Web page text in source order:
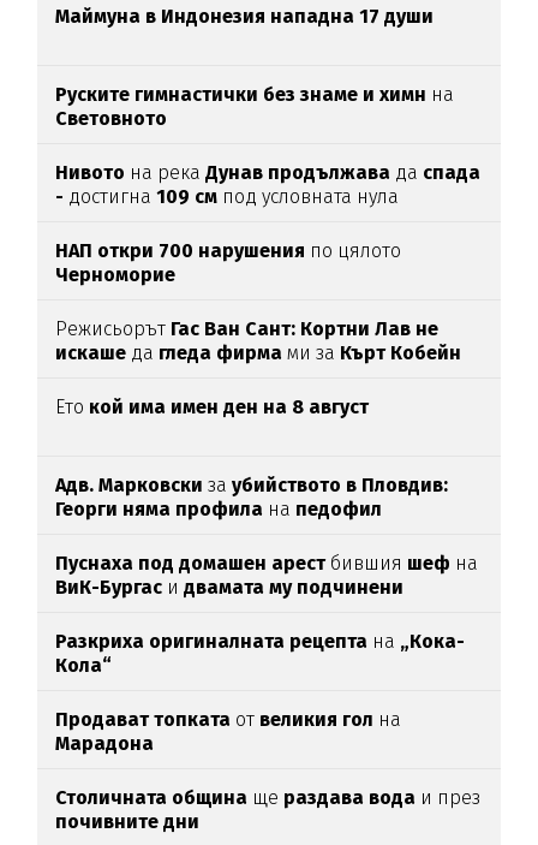
Маймуна в Индонезия нападна 17 души
Руските гимнастички без знаме и химн на
Световното
Нивото на рекаДунав продължава да спада
- достигна109 см под условната нула
НАП откри 700 нарушения по цялото
Черноморие
Режисьорът Гас Ван Сант: Кортни Лав не
искаше да гледа фирма ми за Кърт Кобейн
Ето кой има имен ден на 8 август
Адв. Марковски заубийството в Пловдив:
Георги няма профила на педофил
Пуснаха под домашен арестбившия шеф на
ВиК-Бургас и двамата му подчинени
Разкриха оригиналната рецепта на „Кока-
Кола“
Продават топката от великия гол на
Марадона
Столичната община ще раздава вода и през
почивните дни